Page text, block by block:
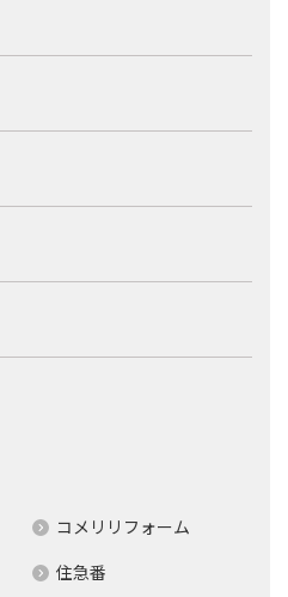
コメリリフォーム
住急番